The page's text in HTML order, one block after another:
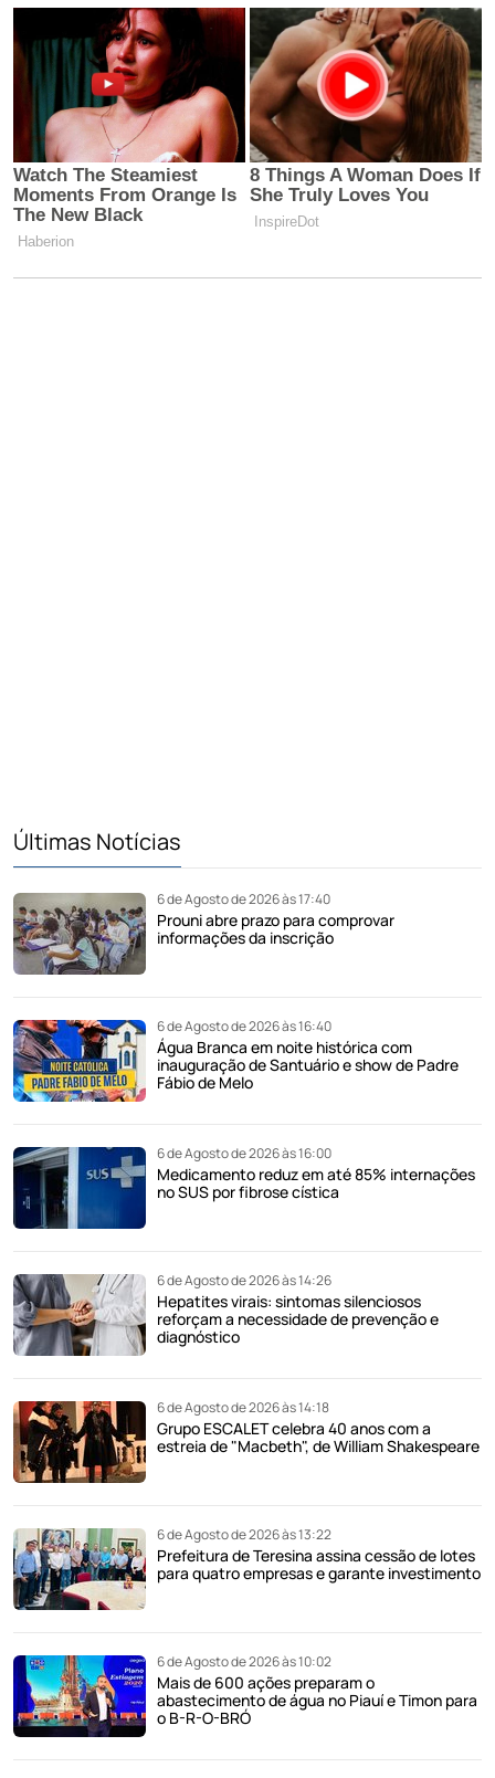
Últimas Notícias
6 de Agosto de 2026 às 17:40
Prouni abre prazo para comprovar
informações da inscrição
6 de Agosto de 2026 às 16:40
Água Branca em noite histórica com
inauguração de Santuário e show de Padre
Fábio de Melo
6 de Agosto de 2026 às 16:00
Medicamento reduz em até 85% internações
no SUS por fibrose cística
6 de Agosto de 2026 às 14:26
Hepatites virais: sintomas silenciosos
reforçam a necessidade de prevenção e
diagnóstico
6 de Agosto de 2026 às 14:18
Grupo ESCALET celebra 40 anos com a
estreia de "Macbeth", de William Shakespeare
6 de Agosto de 2026 às 13:22
Prefeitura de Teresina assina cessão de lotes
para quatro empresas e garante investimento
6 de Agosto de 2026 às 10:02
Mais de 600 ações preparam o
abastecimento de água no Piauí e Timon para
o B-R-O-BRÓ